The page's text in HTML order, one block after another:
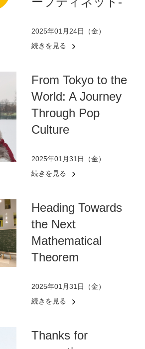
2025年01月24日（金）
続きを見る
From Tokyo to the
World: A Journey
Through Pop
Culture
2025年01月31日（金）
続きを見る
Heading Towards
the Next
Mathematical
Theorem
2025年01月31日（金）
続きを見る
Thanks for